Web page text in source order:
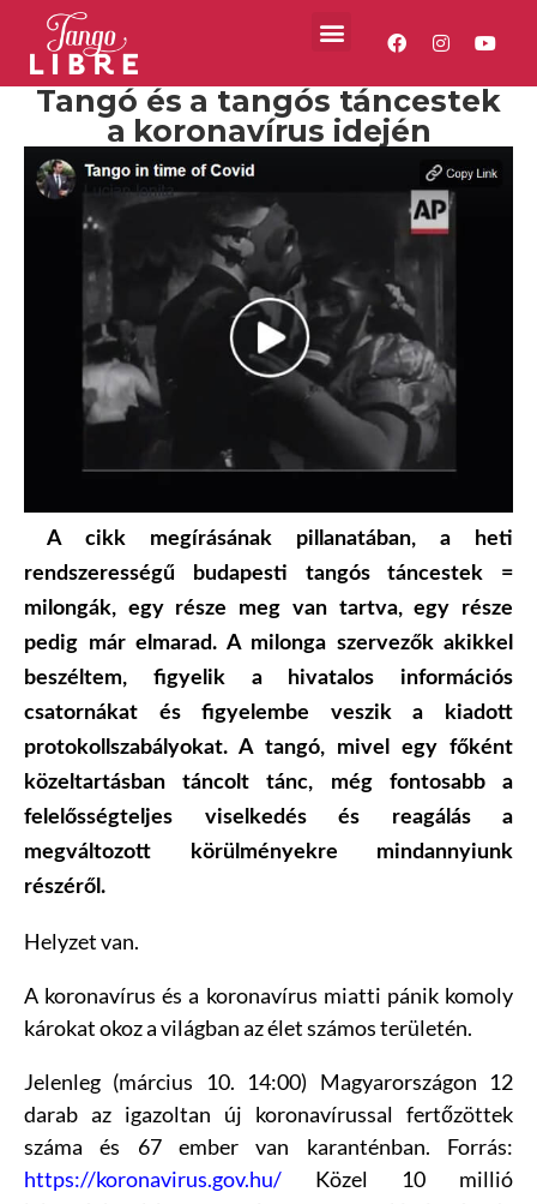
Tangó és a tangós táncestek
a koronavírus idején
A cikk megírásának pillanatában, a heti
rendszerességű budapesti tangós táncestek =
milongák, egy része meg van tartva, egy része
pedig már elmarad. A milonga szervezők akikkel
beszéltem, figyelik a hivatalos információs
csatornákat és figyelembe veszik a kiadott
protokollszabályokat. A tangó, mivel egy főként
közeltartásban táncolt tánc, még fontosabb a
felelősségteljes viselkedés és reagálás a
megváltozott körülményekre mindannyiunk
részéről.
Helyzet van.
A koronavírus és a koronavírus miatti pánik komoly
károkat okoz a világban az élet számos területén.
Jelenleg (március 10. 14:00) Magyarországon 12
darab az igazoltan új koronavírussal fertőzöttek
száma és 67 ember van karanténban. Forrás:
https://koronavirus.gov.hu/ Közel 10 millió